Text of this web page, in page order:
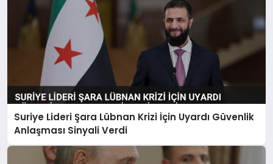
Suriye Lideri Şara Lübnan Krizi İçin Uyardı Güvenlik
Anlaşması Sinyali Verdi